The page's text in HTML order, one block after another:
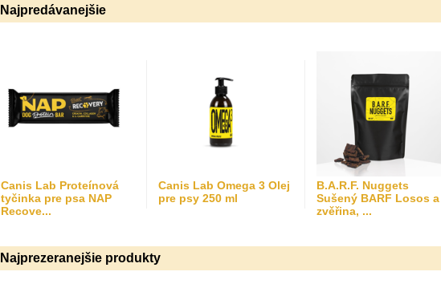
Najpredávanejšie
Canis Lab Proteínová
tyčinka pre psa NAP
Recove...
Canis Lab Omega 3 Olej
pre psy 250 ml
B.A.R.F. Nuggets
Sušený BARF Losos a
zvěřina, ...
Najprezeranejšie produkty